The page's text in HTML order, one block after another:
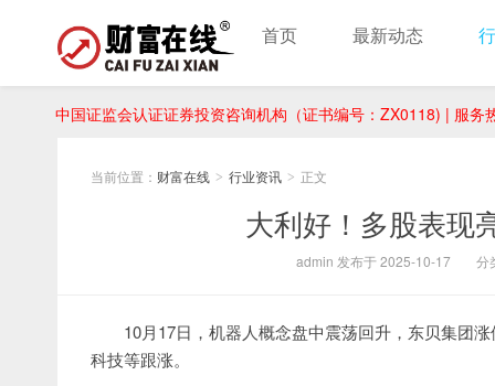
中国证监会认证证券投资咨询机构（证书编号：ZX0118) | 服务
首页 最新动态
当前位置： 财富在线 > 行业资讯 > 正文
大利好！多股表现
admin 发布于 2025-10-17 分
10月17日，机器人概念盘中震荡回升，东贝集团
科技等跟涨。